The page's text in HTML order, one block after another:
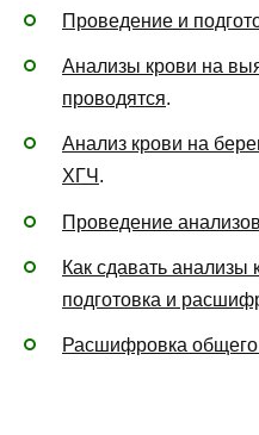
Проведение и
Анализы крови на
проводятся.
Анализ крови на
ХГЧ .
Проведение
Как сдавать анализы
подготовка и
Расшифровка общего